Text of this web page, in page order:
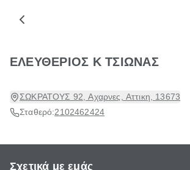
ΕΛΕΥΘΕΡΙΟΣ Κ ΤΣΙΩΝΑΣ
ΣΩΚΡΑΤΟΥΣ 92, Αχαρνες, Αττικη, 13673
Σταθερό:2102462424
Σχετικά με εμάς